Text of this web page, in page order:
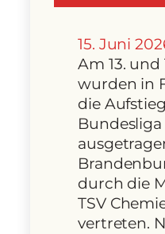
15. Juni
Am 13. und
wurden in
die
durch die
TSV
vertreten.